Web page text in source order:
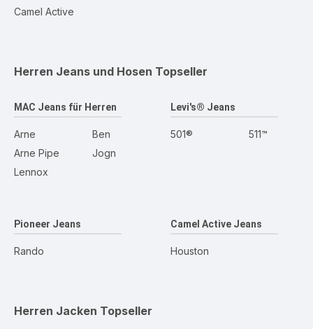
Camel Active
Herren Jeans und Hosen Topseller
MAC Jeans für Herren
Arne
Arne Pipe
Lennox
Ben
Jogn
Levi's® Jeans
501® 511™
Pioneer Jeans
Rando
Camel Active Jeans
Houston
Herren Jacken Topseller